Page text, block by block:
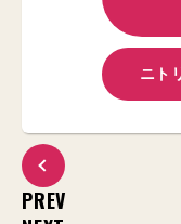
ニト
PREV